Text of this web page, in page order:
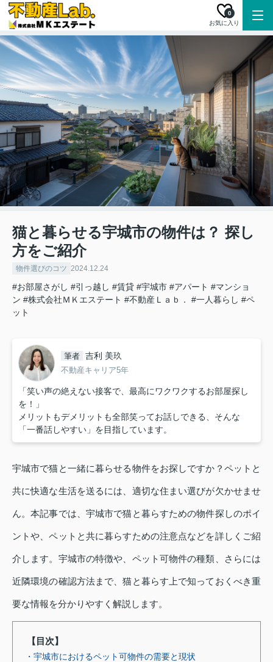
お気に入り
0
猫と暮らせる宇城市の物件は？ 探し
方をご紹介
物件選びのコツ 2024.12.24
#お部屋さがし #引っ越し #賃貸 #宇城市 #アパート #マンショ
ン #株式会社ＭＫエステート #不動産Ｌａｂ． #一人暮らし #ペ
ット
筆者 吉利 美玖
不動産キャリア5年
「笑い声の絶えない接客で、最高にワクワクするお部屋探し
を！」
メリットもデメリットも全部笑ってお話しできる、そんな
「一番話しやすい」を目指しています。
宇城市で猫と一緒に暮らせる物件をお探しですか？ペットと
共に快適な生活を送るには、適切な住まい選びが欠かせませ
ん。本記事では、宇城市で猫と暮らすための物件探しのポイ
ントや、ペットと共に暮らすための注意点などを詳しくご紹
介します。宇城市の特徴や、ペット可物件の種類、さらには
近隣環境の確認方法まで、猫と暮らす上で知っておくべき重
要な情報を分かりやすく解説します。
【目次】
・宇城市におけるペット可物件の需要と現状